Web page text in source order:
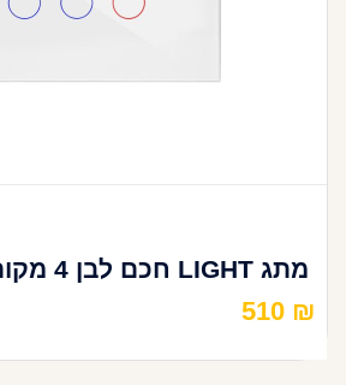
מתג LIGHT חכם לבן 4 מקום
510 ₪